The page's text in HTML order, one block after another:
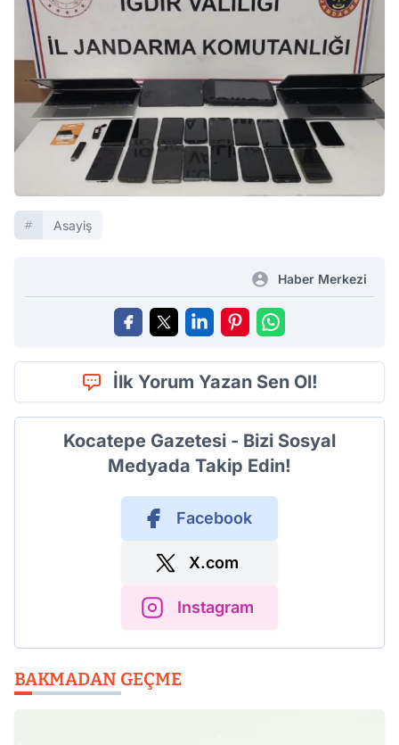
Asayiş
Haber Merkezi
İlk Yorum Yazan Sen Ol!
Kocatepe Gazetesi - Bizi Sosyal
Medyada Takip Edin!
Facebook
X.com
Instagram
BAKMADAN GEÇME